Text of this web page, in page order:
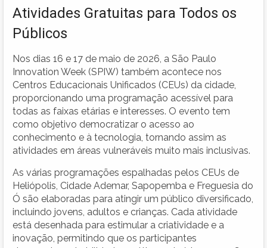
Atividades Gratuitas para Todos os
Públicos
Nos dias 16 e 17 de maio de 2026, a São Paulo
Innovation Week (SPIW) também acontece nos
Centros Educacionais Unificados (CEUs) da cidade,
proporcionando uma programação acessível para
todas as faixas etárias e interesses. O evento tem
como objetivo democratizar o acesso ao
conhecimento e à tecnologia, tornando assim as
atividades em áreas vulneráveis muito mais inclusivas.
As várias programações espalhadas pelos CEUs de
Heliópolis, Cidade Ademar, Sapopemba e Freguesia do
Ó são elaboradas para atingir um público diversificado,
incluindo jovens, adultos e crianças. Cada atividade
está desenhada para estimular a criatividade e a
inovação, permitindo que os participantes